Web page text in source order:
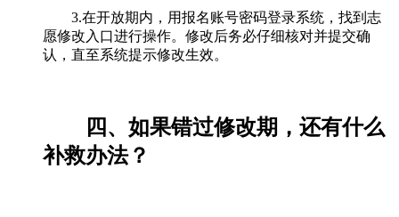
3.在开放期内，用报名账号密码登录系统，找到志
愿修改入口进行操作。修改后务必仔细核对并提交确
认，直至系统提示修改生效。
四、如果错过修改期，还有什么
补救办法？